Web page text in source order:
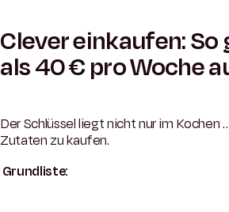
Clever einkaufen:
als 40 € pro Woche
Der Schlüssel liegt nicht nur im Kochen
Zutaten zu kaufen.
Grundliste: